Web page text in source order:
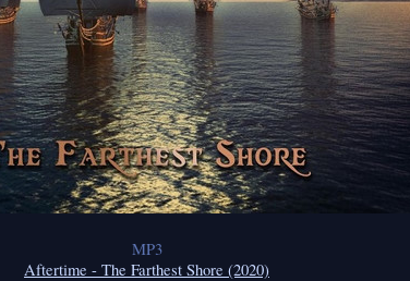
MP3
Aftertime - The Farthest Shore (2020)